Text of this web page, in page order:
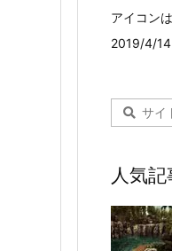
アイコン
2019/4/14
人気